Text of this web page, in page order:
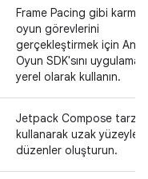
Frame Pacing gibi
oyun görevlerini
gerçekleştirmek için
Oyun SDK'sını
yerel olarak kullanın.
Jetpack Compose tarzı
kullanarak uzak yüzeyler
düzenler oluşturun.